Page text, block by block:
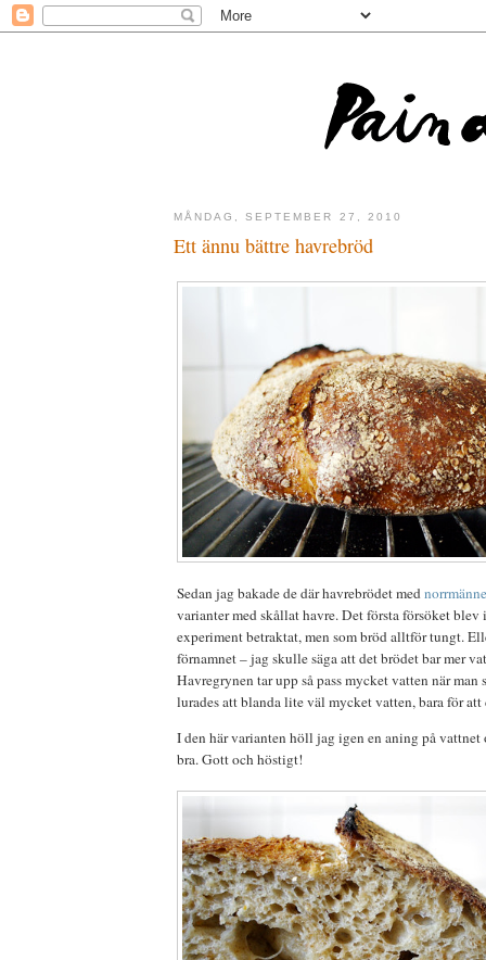
MÅNDAG, SEPTEMBER 27, 2010
Ett ännu bättre havrebröd
Sedan jag bakade de där havrebrödet med
varianter med skållat havre. Det första försöket blev
experiment betraktat, men som bröd alltför tungt.
förnamnet – jag skulle säga att det brödet bar mer
Havregrynen tar upp så pass mycket vatten när
lurades att blanda lite väl mycket vatten, bara för
I den här varianten höll jag igen en aning på
bra. Gott och höstigt!